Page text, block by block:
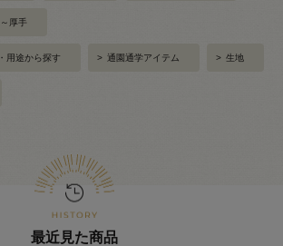
厚手
用途から探す > 通園通学アイテム > 生地
最近見た商品